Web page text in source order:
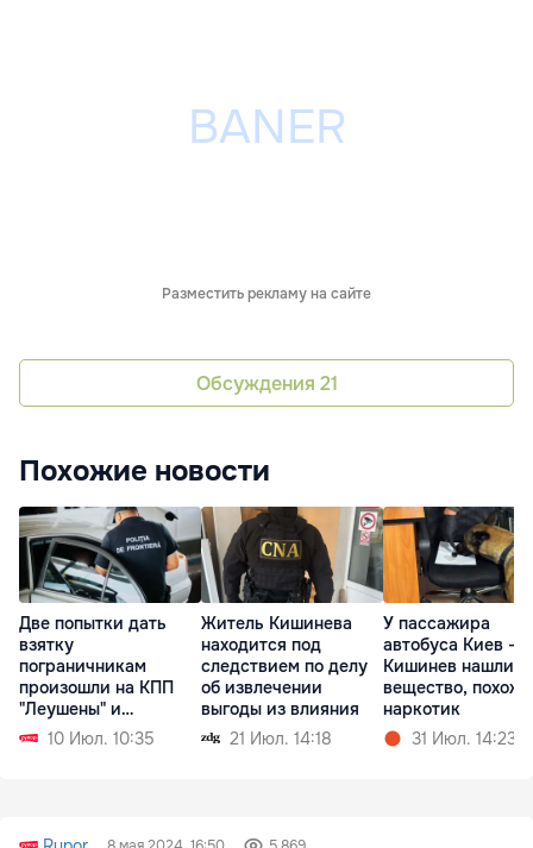
Разместить рекламу на сайте
Обсуждения 21
Похожие новости
Две попытки дать
взятку
пограничникам
произошли на КПП
"Леушены" и
"Паланка"
10 Июл. 10:35
Житель Кишинева
находится под
следствием по делу
об извлечении
выгоды из влияния
21 Июл. 14:18
У пассажира
автобуса Киев –
Кишинев нашли
вещество,
наркотик
31 Июл. 14:23